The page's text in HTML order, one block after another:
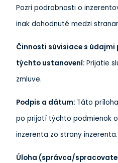
Pozri podrobnosti o
inak dohodnuté medzi
Činnosti súvisiace s
týchto ustanovení: Prijatie
zmluve.
Podpis a dátum: Táto
po prijatí týchto podmienok
inzerenta zo strany inzerenta.
Úloha (správca/